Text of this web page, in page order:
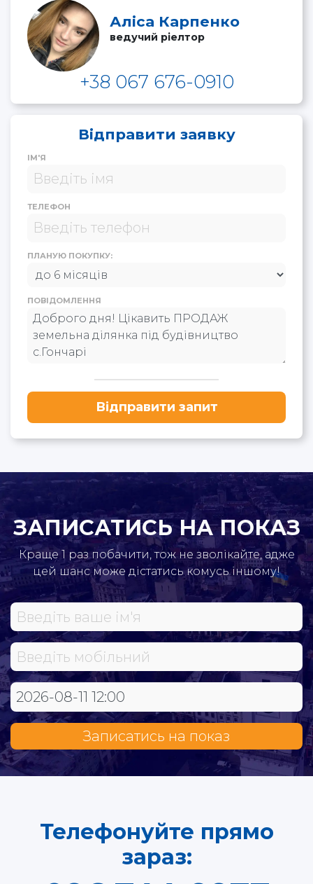
Аліса Карпенко
ведучий ріелтор
+38 067 676-0910
Відправити заявку
ІМ'Я
ТЕЛЕФОН
ПЛАНУЮ ПОКУПКУ:
ПОВІДОМЛЕННЯ
Відправити запит
ЗАПИСАТИСЬ НА ПОКАЗ
Краще 1 раз побачити, тож не зволікайте, адже
цей шанс може дістатись комусь іншому!
Записатись на показ
Телефонуйте прямо
зараз: